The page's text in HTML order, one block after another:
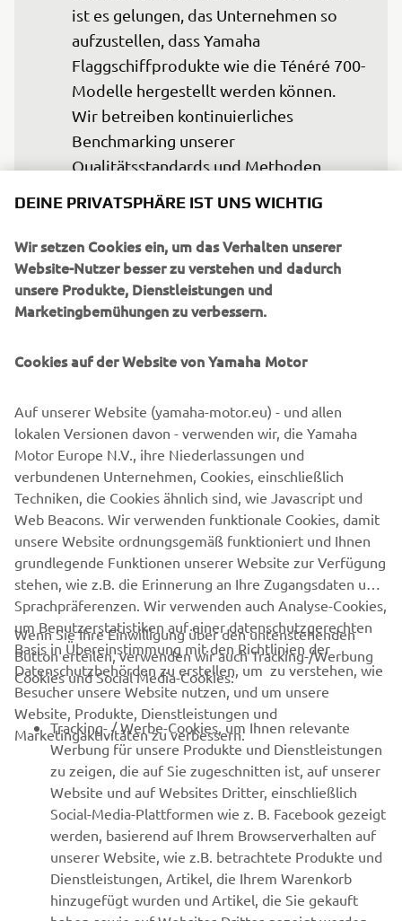
ist es gelungen, das Unternehmen so
aufzustellen, dass Yamaha
Flaggschiffprodukte wie die Ténéré 700-
Modelle hergestellt werden können.
Wir betreiben kontinuierliches
Benchmarking unserer
Qualitätsstandards und Methoden
gegenüber dem Mutterwerk in Iwata,
erreichen. Wir glauben, dass unser Werk
in Europa für Yamaha im Bereich E-
Mobilität ein entscheidender Faktor
sein wird, um die Forderung nach einer
erfüllen. Heute, nach 100 Jahren
stolz darauf, vollständiger Bestandteil
der Yamaha Familie und Yamaha
Mitarbeiter zu sein.
— Patrice Maciejewski, Präsident, Yamaha
Motor Manufacturing Europe S.A.S.
UNTERNEHMEN
B2B
MEHR VON YAMAHA
SUPPORT
NEWSLETTER
Erfahre als Erster von den neuesten Angeboten,
DEINE PRIVATSPHÄRE IST UNS WICHTIG
Wir setzen Cookies ein, um das Verhalten unserer
Website-Nutzer besser zu verstehen und dadurch
unsere Produkte, Dienstleistungen und
Marketingbemühungen zu verbessern.
Cookies auf der Website von Yamaha Motor
Auf unserer Website (yamaha-motor.eu) - und allen
lokalen Versionen davon - verwenden wir, die Yamaha
Motor Europe N.V., ihre Niederlassungen und
verbundenen Unternehmen, Cookies, einschließlich
Techniken, die Cookies ähnlich sind, wie Javascript und
Web Beacons. Wir verwenden funktionale Cookies, damit
unsere Website ordnungsgemäß funktioniert und Ihnen
grundlegende Funktionen unserer Website zur Verfügung
stehen, wie z.B. die Erinnerung an Ihre Zugangsdaten und
Sprachpräferenzen. Wir verwenden auch Analyse-Cookies,
um Benutzerstatistiken auf einer datenschutzgerechten
Basis in Übereinstimmung mit den Richtlinien der
Datenschutzbehörden zu erstellen, um zu verstehen, wie
Besucher unsere Website nutzen, und um unsere
Website, Produkte, Dienstleistungen und
Marketingaktivitäten zu verbessern.
Wenn Sie Ihre Einwilligung über den untenstehenden
Button erteilen, verwenden wir auch Tracking-/Werbung
Cookies und Social Media-Cookies:
Tracking- / Werbe-Cookies, um Ihnen relevante
Werbung für unsere Produkte und Dienstleistungen
zu zeigen, die auf Sie zugeschnitten ist, auf unserer
Website und auf Websites Dritter, einschließlich
Social-Media-Plattformen wie z. B. Facebook gezeigt
werden, basierend auf Ihrem Browserverhalten auf
unserer Website, wie z.B. betrachtete Produkte und
Dienstleistungen, Artikel, die Ihrem Warenkorb
hinzugefügt wurden und Artikel, die Sie gekauft